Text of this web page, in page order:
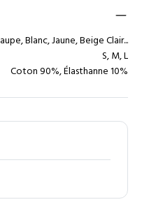
Blanc, Jaune, Beige Clair...
S, M, L
Coton 90%, Élasthanne 10%